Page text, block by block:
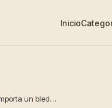
Inicio
un bled…